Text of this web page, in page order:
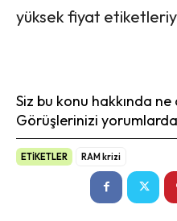
yüksek fiyat
Siz bu konu hakkında
Görüşlerinizi yorumlarda
ETİKETLER RAM krizi